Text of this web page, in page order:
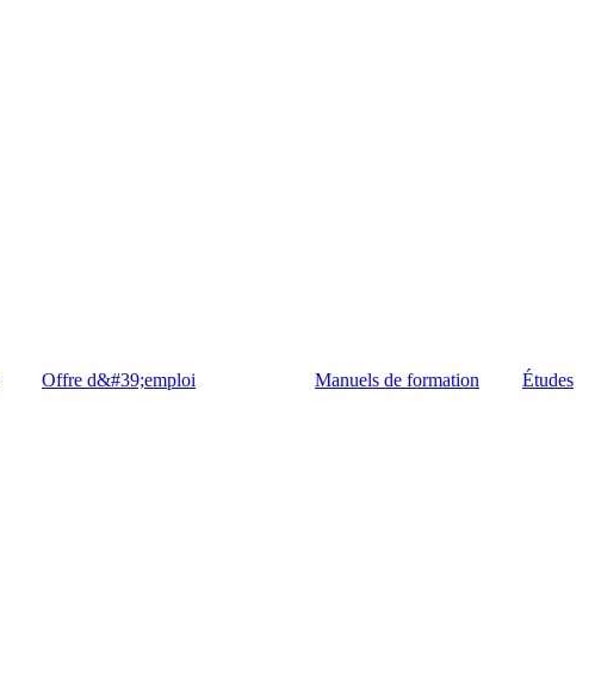
Offre d&#39;emploi Manuels de formation
Études